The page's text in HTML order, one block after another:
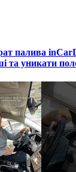
палива
та уникати